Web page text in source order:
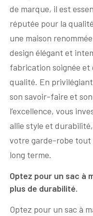
de marque, il est
réputée pour la
une maison
design élégant et
fabrication soignée et
qualité. En
son savoir-faire et
l’excellence, vous
allie style et
votre garde-robe tout
long terme.
Optez pour un sac à
plus de durabilité.
Optez pour un sac à